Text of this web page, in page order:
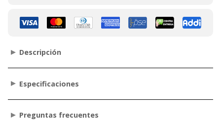
Descripción
Especificaciones
Preguntas frecuentes